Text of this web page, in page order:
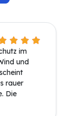
im
und
rauer
Die